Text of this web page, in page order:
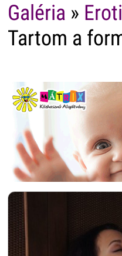
Galéria »
Tartom a